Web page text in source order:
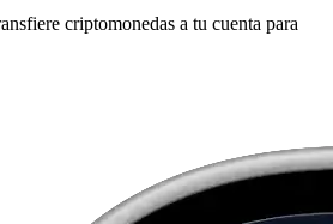
criptomonedas a tu cuenta para